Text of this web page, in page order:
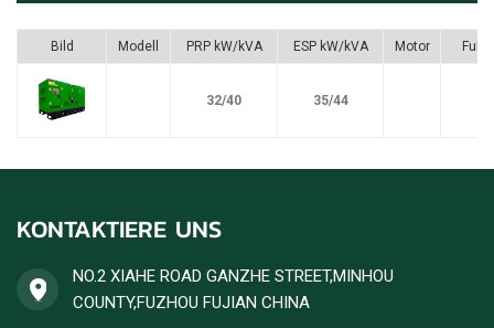
Bild Modell PRP kW/kVA ESP kW/kVA Motor Fule
32/40 35/44
KONTAKTIERE UNS
NO.2 XIAHE ROAD GANZHE STREET,MINHOU
COUNTY,FUZHOU FUJIAN CHINA